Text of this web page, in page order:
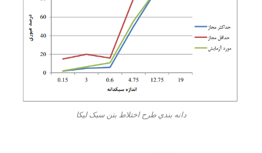
دانه بندي طرح اختلاط بتن سبک لیکا